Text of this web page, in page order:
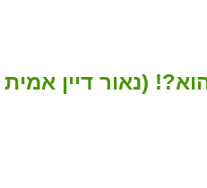
(נאור דיין אמית